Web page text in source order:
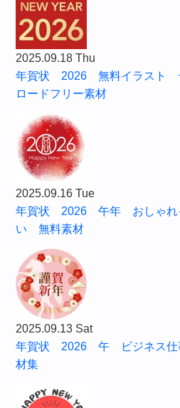
2025.09.18 Thu
年賀状 2026 無料イラスト
ロードフリー素材
2025.09.16 Tue
年賀状 2026 午年 おしゃれ
い 無料素材
2025.09.13 Sat
年賀状 2026 午 ビジネス仕
材集